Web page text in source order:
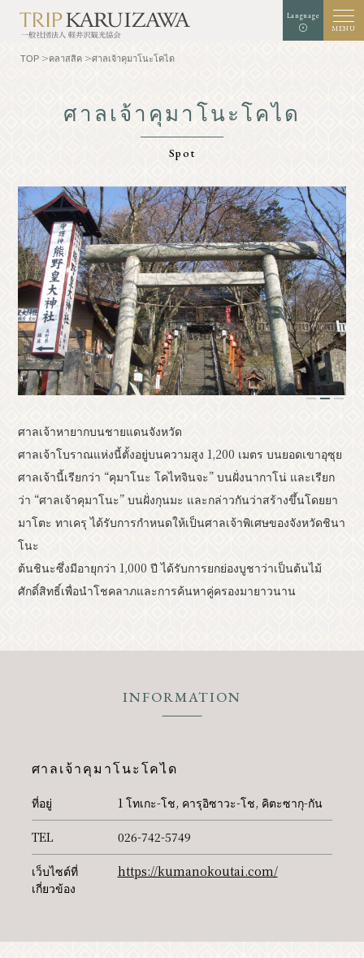
Language
MENU
สีดำ สีฟ้า
ค้นหา
TOP
ทำความรู้จักกับคารุ
อิซาว่า
ธรรมชาติ
รีสอร์ท
คลาสสิค
นักชิม
ประสบการณ์/ศิลปะ
ร้านค้า
หลักสูตรแบบจำลอง
สังเกต เข้าถึง
รายการโบรชัวร์
แกลเลอรี่ภาพ
สมาชิกสมาคมอื่นๆ
ศูนย์ข้อมูลการท่องเที่ยว
เกี่ยวกับสมาคมการท่องเที่ยว
PR
TOP คลาสสิค ศาลเจ้าคุมาโนะโคได
ศาลเจ้าคุมาโนะโคได
Spot
ศาลเจ้าหายากบนชายแดนจังหวัด
ศาลเจ้าโบราณแห่งนี้ตั้งอยู่บนความสูง 1,200 เมตร บนยอดเขาอุซุย
ศาลเจ้านี้เรียกว่า “คุมาโนะ โคไทจินจะ” บนฝั่งนากาโน่ และเรียก
ว่า “ศาลเจ้าคุมาโนะ” บนฝั่งกุนมะ และกล่าวกันว่าสร้างขึ้นโดยยา
มาโตะ ทาเครุ ได้รับการกำหนดให้เป็นศาลเจ้าพิเศษของจังหวัดชินา
โนะ
ต้นชินะซึ่งมีอายุกว่า 1,000 ปี ได้รับการยกย่องบูชาว่าเป็นต้นไม้
ศักดิ์สิทธิ์เพื่อนำโชคลาภและการค้นหาคู่ครองมายาวนาน
INFORMATION
ศาลเจ้าคุมาโนะโคได
ที่อยู่ 1 โทเกะ-โช, คารุอิซาวะ-โช, คิตะซากุ-กัน
TEL 026-742-5749
เว็บไซต์ที่
เกี่ยวข้อง
https://kumanokoutai.com/